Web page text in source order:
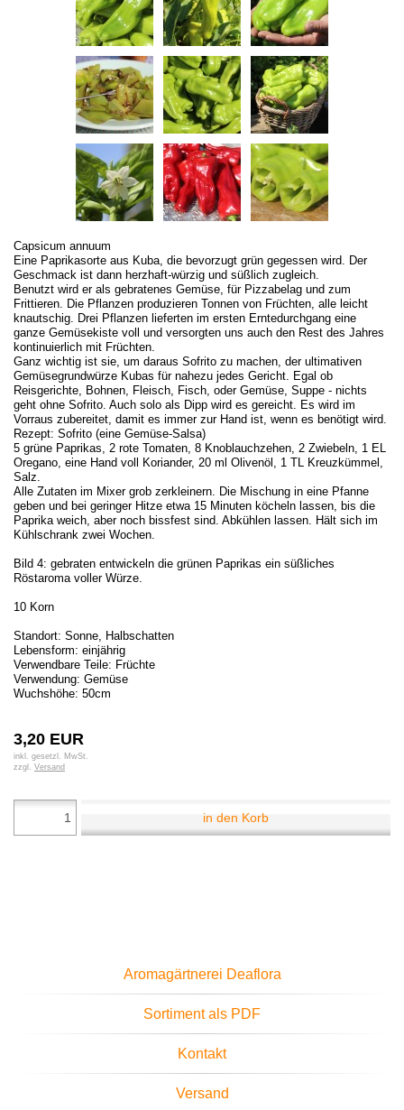
Capsicum annuum
Eine Paprikasorte aus Kuba, die bevorzugt grün gegessen wird. Der
Geschmack ist dann herzhaft-würzig und süßlich zugleich.
Benutzt wird er als gebratenes Gemüse, für Pizzabelag und zum
Frittieren. Die Pflanzen produzieren Tonnen von Früchten, alle leicht
knautschig. Drei Pflanzen lieferten im ersten Erntedurchgang eine
ganze Gemüsekiste voll und versorgten uns auch den Rest des Jahres
kontinuierlich mit Früchten.
Ganz wichtig ist sie, um daraus Sofrito zu machen, der ultimativen
Gemüsegrundwürze Kubas für nahezu jedes Gericht. Egal ob
Reisgerichte, Bohnen, Fleisch, Fisch, oder Gemüse, Suppe - nichts
geht ohne Sofrito. Auch solo als Dipp wird es gereicht. Es wird im
Vorraus zubereitet, damit es immer zur Hand ist, wenn es benötigt wird.
Rezept: Sofrito (eine Gemüse-Salsa)
5 grüne Paprikas, 2 rote Tomaten, 8 Knoblauchzehen, 2 Zwiebeln, 1 EL
Oregano, eine Hand voll Koriander, 20 ml Olivenöl, 1 TL Kreuzkümmel,
Salz.
Alle Zutaten im Mixer grob zerkleinern. Die Mischung in eine Pfanne
geben und bei geringer Hitze etwa 15 Minuten köcheln lassen, bis die
Paprika weich, aber noch bissfest sind. Abkühlen lassen. Hält sich im
Kühlschrank zwei Wochen.
Bild 4: gebraten entwickeln die grünen Paprikas ein süßliches
Röstaroma voller Würze.
10 Korn
Standort: Sonne, Halbschatten
Lebensform: einjährig
Verwendbare Teile: Früchte
Verwendung: Gemüse
Wuchshöhe: 50cm
3,20 EUR
inkl. gesetzl. MwSt.
zzgl. Versand
in den Korb
Aromagärtnerei Deaflora
Sortiment als PDF
Kontakt
Versand